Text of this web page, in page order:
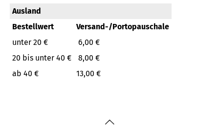
Ausland
Bestellwert
Versand-/Portopauschale
unter 20 €
6,00 €
20 bis unter 40 €
8,00 €
ab 40 €
13,00 €